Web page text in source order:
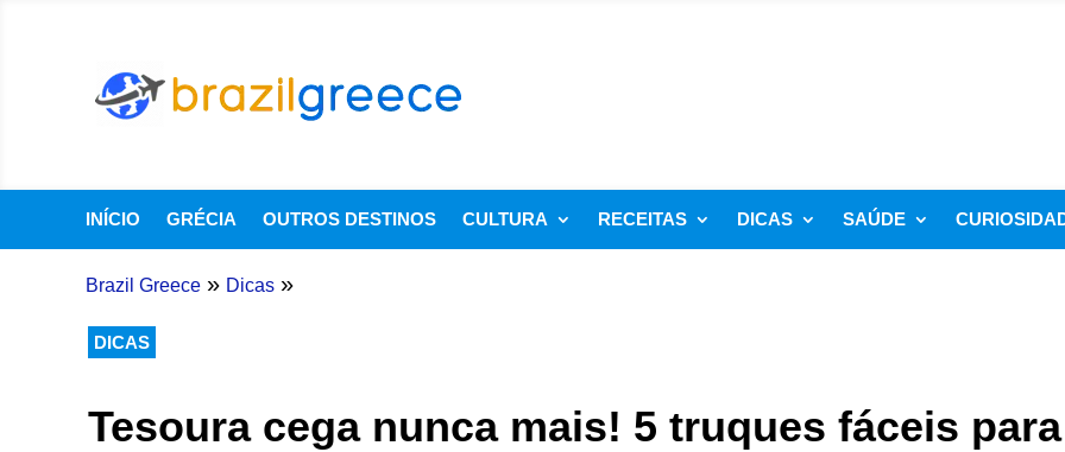
INÍCIO GRÉCIA OUTROS DESTINOS CULTURA RECEITAS DICAS SAÚDE
Brazil Greece » Dicas »
DICAS
Tesoura cega nunca mais! 5 truques fáceis para